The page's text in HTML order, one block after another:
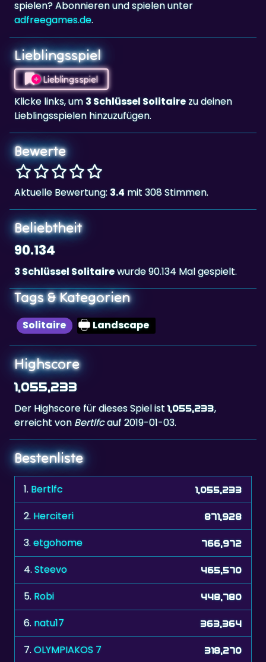
Lieblingsspiel
Lieblingsspiel
Klicke links, um3 Schlüssel Solitaire
Lieblingsspielen hinzuzufügen.
Bewerte
Aktuelle Bewertung:
Beliebtheit
90.134
3 Schlüssel Solitaire
Tags & Kategorien
Solitaire Landscape
Highscore
1,055,233
Der Highscore für dieses Spiel ist
erreicht vonBertlfc
Bestenliste
1.Bertlfc
2.Herciteri 871,928
3. etgohome 766,972
4.Steevo 465,570
5. Robi 448,780
6. natu17 363,364
7. OLYMPIAKOS 7 318,270
8. TÃ¤zzi 253,830